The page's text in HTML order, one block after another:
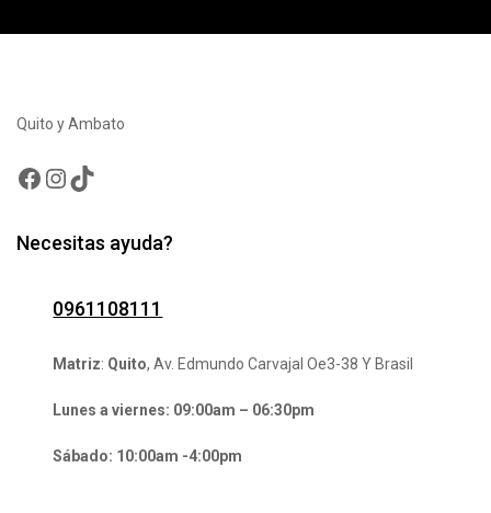
Quito y Ambato
Facebook
Instagram
TikTok
Necesitas ayuda?
0961108111
Matriz: Quito, Av. Edmundo Carvajal Oe3-38 Y Brasil
Lunes a viernes: 09:00am – 06:30pm
Sábado: 10:00am -4:00pm